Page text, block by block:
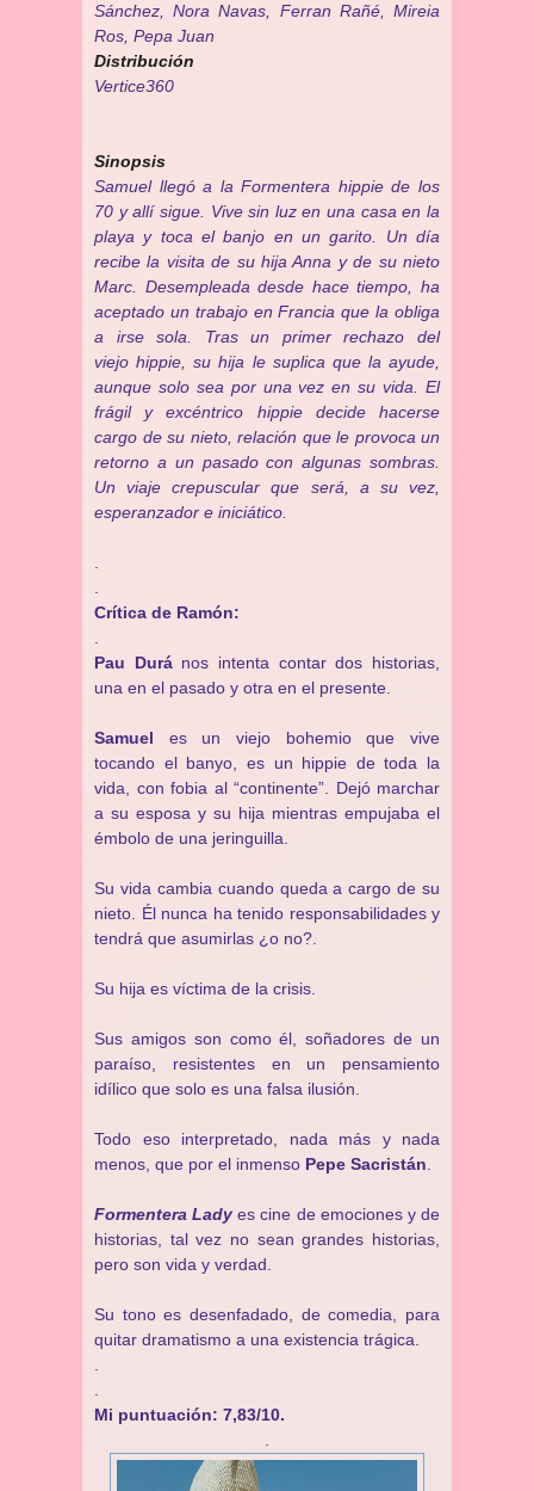
Sánchez, Nora Navas, Ferran Rañé, Mireia
Ros, Pepa Juan
Distribución
Vertice360
Sinopsis
Samuel llegó a la Formentera hippie de los
70 y allí sigue. Vive sin luz en una casa en la
playa y toca el banjo en un garito. Un día
recibe la visita de su hija Anna y de su nieto
Marc. Desempleada desde hace tiempo, ha
aceptado un trabajo en Francia que la obliga
a irse sola. Tras un primer rechazo del
viejo hippie, su hija le suplica que la ayude,
aunque solo sea por una vez en su vida. El
frágil y excéntrico hippie decide hacerse
cargo de su nieto, relación que le provoca un
retorno a un pasado con algunas sombras.
Un viaje crepuscular que será, a su vez,
esperanzador e iniciático.
Crítica de Ramón:
Pau Durános intenta contar dos historias,
una en el pasado y otra en el presente.
Samuel es un viejo bohemio que vive
tocando el banyo, es un hippie de toda la
vida, con fobia al “continente”. Dejó marchar
a su esposa y su hija mientras empujaba el
émbolo de una jeringuilla.
Su vida cambia cuando queda a cargo de su
nieto. Él nunca ha tenido responsabilidades y
tendrá que asumirlas ¿o no?.
Su hija es víctima de la crisis.
Sus amigos son como él, soñadores de un
paraíso, resistentes en un pensamiento
idílico que solo es una falsa ilusión.
Todo eso interpretado, nada más y nada
menos, que por el inmenso Pepe Sacristán
Formentera Lady es cine de emociones y de
historias, tal vez no sean grandes historias,
pero son vida y verdad.
Su tono es desenfadado, de comedia, para
quitar dramatismo a una existencia trágica.
Mi puntuación: 7,83/10.